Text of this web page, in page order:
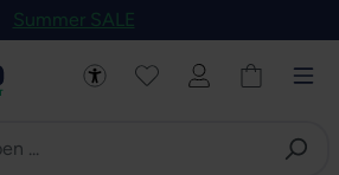
Plattform springen
Summer SALE